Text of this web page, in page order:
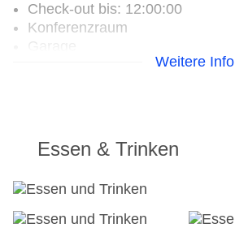
Check-out bis: 12:00:00
Konferenzraum
Hoteleröffnung: 1989
Lift
Anzahl der Konferenzräume: 1
Haustiere: gegen Gebühr
Zimmerservice
Weitere
Essen & Trinken